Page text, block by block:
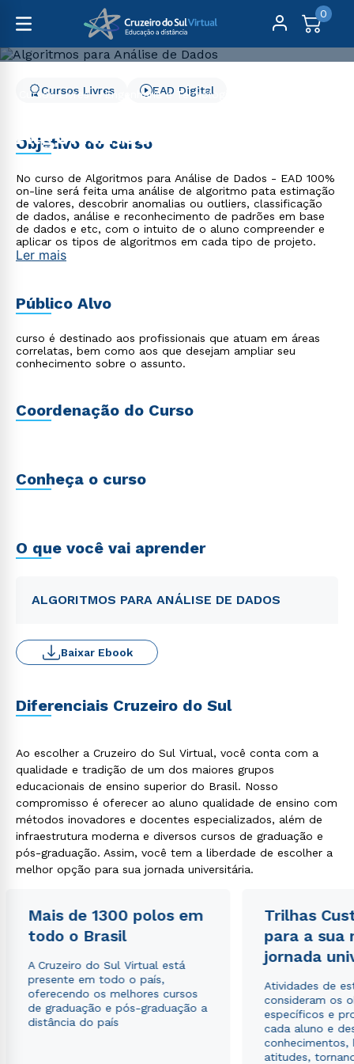
0
Cursos Livres
Engenharia e Tecnologia
Algoritmos para Análise
de Dados
Cursos Livres EAD Digital
Objetivo do curso
No curso de Algoritmos para Análise de Dados - EAD 100%
on-line será feita uma análise de algoritmo pata estimação
de valores, descobrir anomalias ou outliers, classificação
de dados, análise e reconhecimento de padrões em base
de dados e etc, com o intuito de o aluno compreender e
aplicar os tipos de algoritmos em cada tipo de projeto.
Ler mais
Público Alvo
curso é destinado aos profissionais que atuam em áreas
correlatas, bem como aos que desejam ampliar seu
conhecimento sobre o assunto.
Coordenação do Curso
Conheça o curso
O que você vai aprender
ALGORITMOS PARA ANÁLISE DE DADOS
Baixar Ebook
Diferenciais Cruzeiro do Sul
Ao escolher a Cruzeiro do Sul Virtual, você conta com a
qualidade e tradição de um dos maiores grupos
educacionais de ensino superior do Brasil. Nosso
compromisso é oferecer ao aluno qualidade de ensino com
métodos inovadores e docentes especializados, além de
infraestrutura moderna e diversos cursos de graduação e
pós-graduação. Assim, você tem a liberdade de escolher a
melhor opção para sua jornada universitária.
Mais de 1300 polos em
todo o Brasil
A Cruzeiro do Sul Virtual está
presente em todo o país,
oferecendo os melhores cursos
de graduação e pós-graduação a
distância do país
Trilhas
para a sua
jornada
Atividades de
consideram os
específicos e
cada aluno e
conhecimentos,
atitudes,